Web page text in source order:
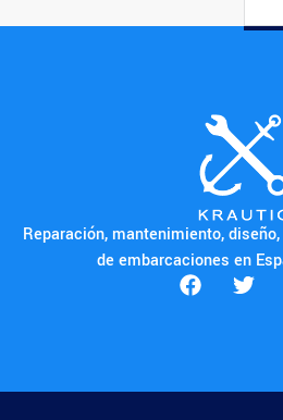
Reparación, mantenimiento,
de embarcaciones en